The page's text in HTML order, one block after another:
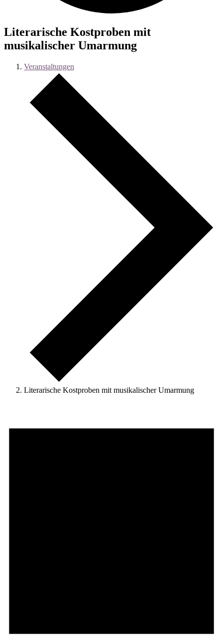
Literarische Kostproben mit
musikalischer Umarmung
Veranstaltungen
Literarische Kostproben mit musikalischer Umarmung
2.